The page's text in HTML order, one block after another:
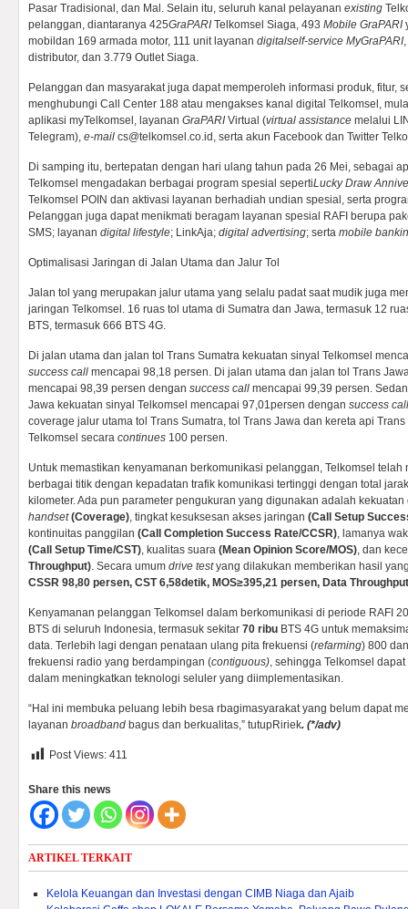
Pasar Tradisional, dan Mal. Selain itu, seluruh kanal pelayanan existing
pelanggan, diantaranya 425GraPARI Telkomsel Siaga, 493 Mobile GraPARI
mobildan 169 armada motor, 111 unit layanan digitalself-service MyGraPARI
distributor, dan 3.779 Outlet Siaga.
Pelanggan dan masyarakat juga dapat memperoleh informasi produk, fitur,
menghubungi Call Center 188 atau mengakses kanal digital Telkomsel,
aplikasi myTelkomsel, layanan GraPARI Virtual (virtual assistance melalui
Telegram), e-mail cs@telkomsel.co.id, serta akun Facebook dan Twitter
Di samping itu, bertepatan dengan hari ulang tahun pada 26 Mei, sebagai
Telkomsel mengadakan berbagai program spesial sepertiLucky Draw
Telkomsel POIN dan aktivasi layanan berhadiah undian spesial, serta
Pelanggan juga dapat menikmati beragam layanan spesial RAFI berupa
SMS; layanan digital lifestyle; LinkAja; digital advertising; serta mobile b
Optimalisasi Jaringan di Jalan Utama dan Jalur Tol
Jalan tol yang merupakan jalur utama yang selalu padat saat mudik juga
jaringan Telkomsel. 16 ruas tol utama di Sumatra dan Jawa, termasuk 12
BTS, termasuk 666 BTS 4G.
Di jalan utama dan jalan tol Trans Sumatra kekuatan sinyal Telkomsel
success call mencapai 98,18 persen. Di jalan utama dan jalan tol Trans
mencapai 98,39 persen dengan success call mencapai 99,39 persen.
Jawa kekuatan sinyal Telkomsel mencapai 97,01persen dengan success
coverage jalur utama tol Trans Sumatra, tol Trans Jawa dan kereta api
Telkomsel secara continues 100 persen.
Untuk memastikan kenyamanan berkomunikasi pelanggan, Telkomsel
berbagai titik dengan kepadatan trafik komunikasi tertinggi dengan total
kilometer. Ada pun parameter pengukuran yang digunakan adalah
handset (Coverage), tingkat kesuksesan akses jaringan (Call Setup
kontinuitas panggilan (Call Completion Success Rate/CCSR), lamanya
(Call Setup Time/CST), kualitas suara (Mean Opinion Score/MOS), dan
Throughput). Secara umum drive testyang dilakukan memberikan hasil
CSSR 98,80 persen, CST 6,58detik, MOS≥395,21 persen, Data
Kenyamanan pelanggan Telkomsel dalam berkomunikasi di periode RAFI
BTS di seluruh Indonesia, termasuk sekitar 70 ribu BTS 4G untuk
data. Terlebih lagi dengan penataan ulang pita frekuensi (refarming) 800
frekuensi radio yang berdampingan (contiguous), sehingga Telkomsel
dalam meningkatkan teknologi seluler yang diimplementasikan.
“Hal ini membuka peluang lebih besa rbagimasyarakat yang belum dapat
layanan broadband bagus dan berkualitas,” tutupRiriek. (*/adv)
Post Views: 411
Share this news
ARTIKEL TERKAIT
Kelola Keuangan dan Investasi dengan CIMB Niaga dan Ajaib